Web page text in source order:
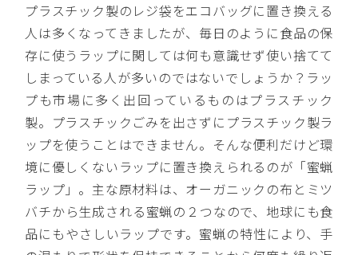
プラスチック製のレジ袋をエコバッグに置き換える
人は多くなってきましたが、毎日のように食品の保
存に使うラップに関しては何も意識せず使い捨てて
しまっている人が多いのではないでしょうか？ラッ
プも市場に多く出回っているものはプラスチック
製。プラスチックごみを出さずにプラスチック製ラ
ップを使うことはできません。そんな便利だけど環
境に優しくないラップに置き換えられるのが「蜜蝋
ラップ」。主な原材料は、オーガニックの布とミツ
バチから生成される蜜蝋の２つなので、地球にも食
品にもやさしいラップです。蜜蝋の特性により、手